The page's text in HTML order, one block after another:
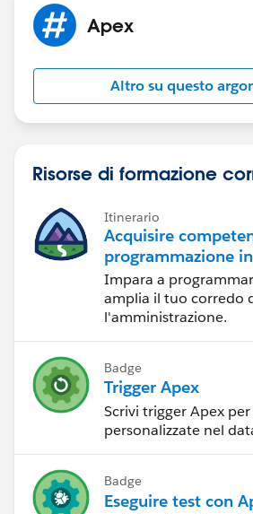
Apex
Altro su questo
Risorse di formazione
Itinerario
Acquisire
programmazione in
Apex
Impara a
amplia il tuo corredo
l'amministrazione.
Badge
Trigger Apex
Scrivi trigger Apex
personalizzate nel
Badge
Eseguire test con